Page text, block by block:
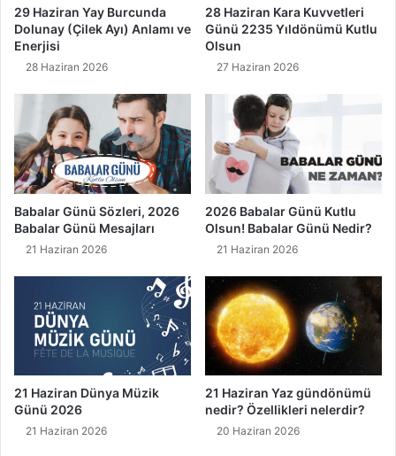
s
ı
29 Haziran Yay Burcunda
Dolunay (Çilek Ayı) Anlamı ve
Enerjisi
28 Haziran 2026
28 Haziran Kara Kuvvetleri
Günü 2235 Yıldönümü Kutlu
Olsun
27 Haziran 2026
Babalar Günü Sözleri, 2026
Babalar Günü Mesajları
21 Haziran 2026
2026 Babalar Günü Kutlu
Olsun! Babalar Günü Nedir?
21 Haziran 2026
21 Haziran Dünya Müzik
Günü 2026
21 Haziran 2026
21 Haziran Yaz gündönümü
nedir? Özellikleri nelerdir?
20 Haziran 2026